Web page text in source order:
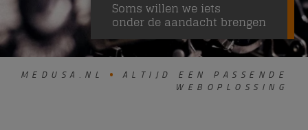
Soms willen we iets
onder de aandacht brengen
MEDUSA.NL
ALTIJD EEN PASSENDE
WEBOPLOSSING